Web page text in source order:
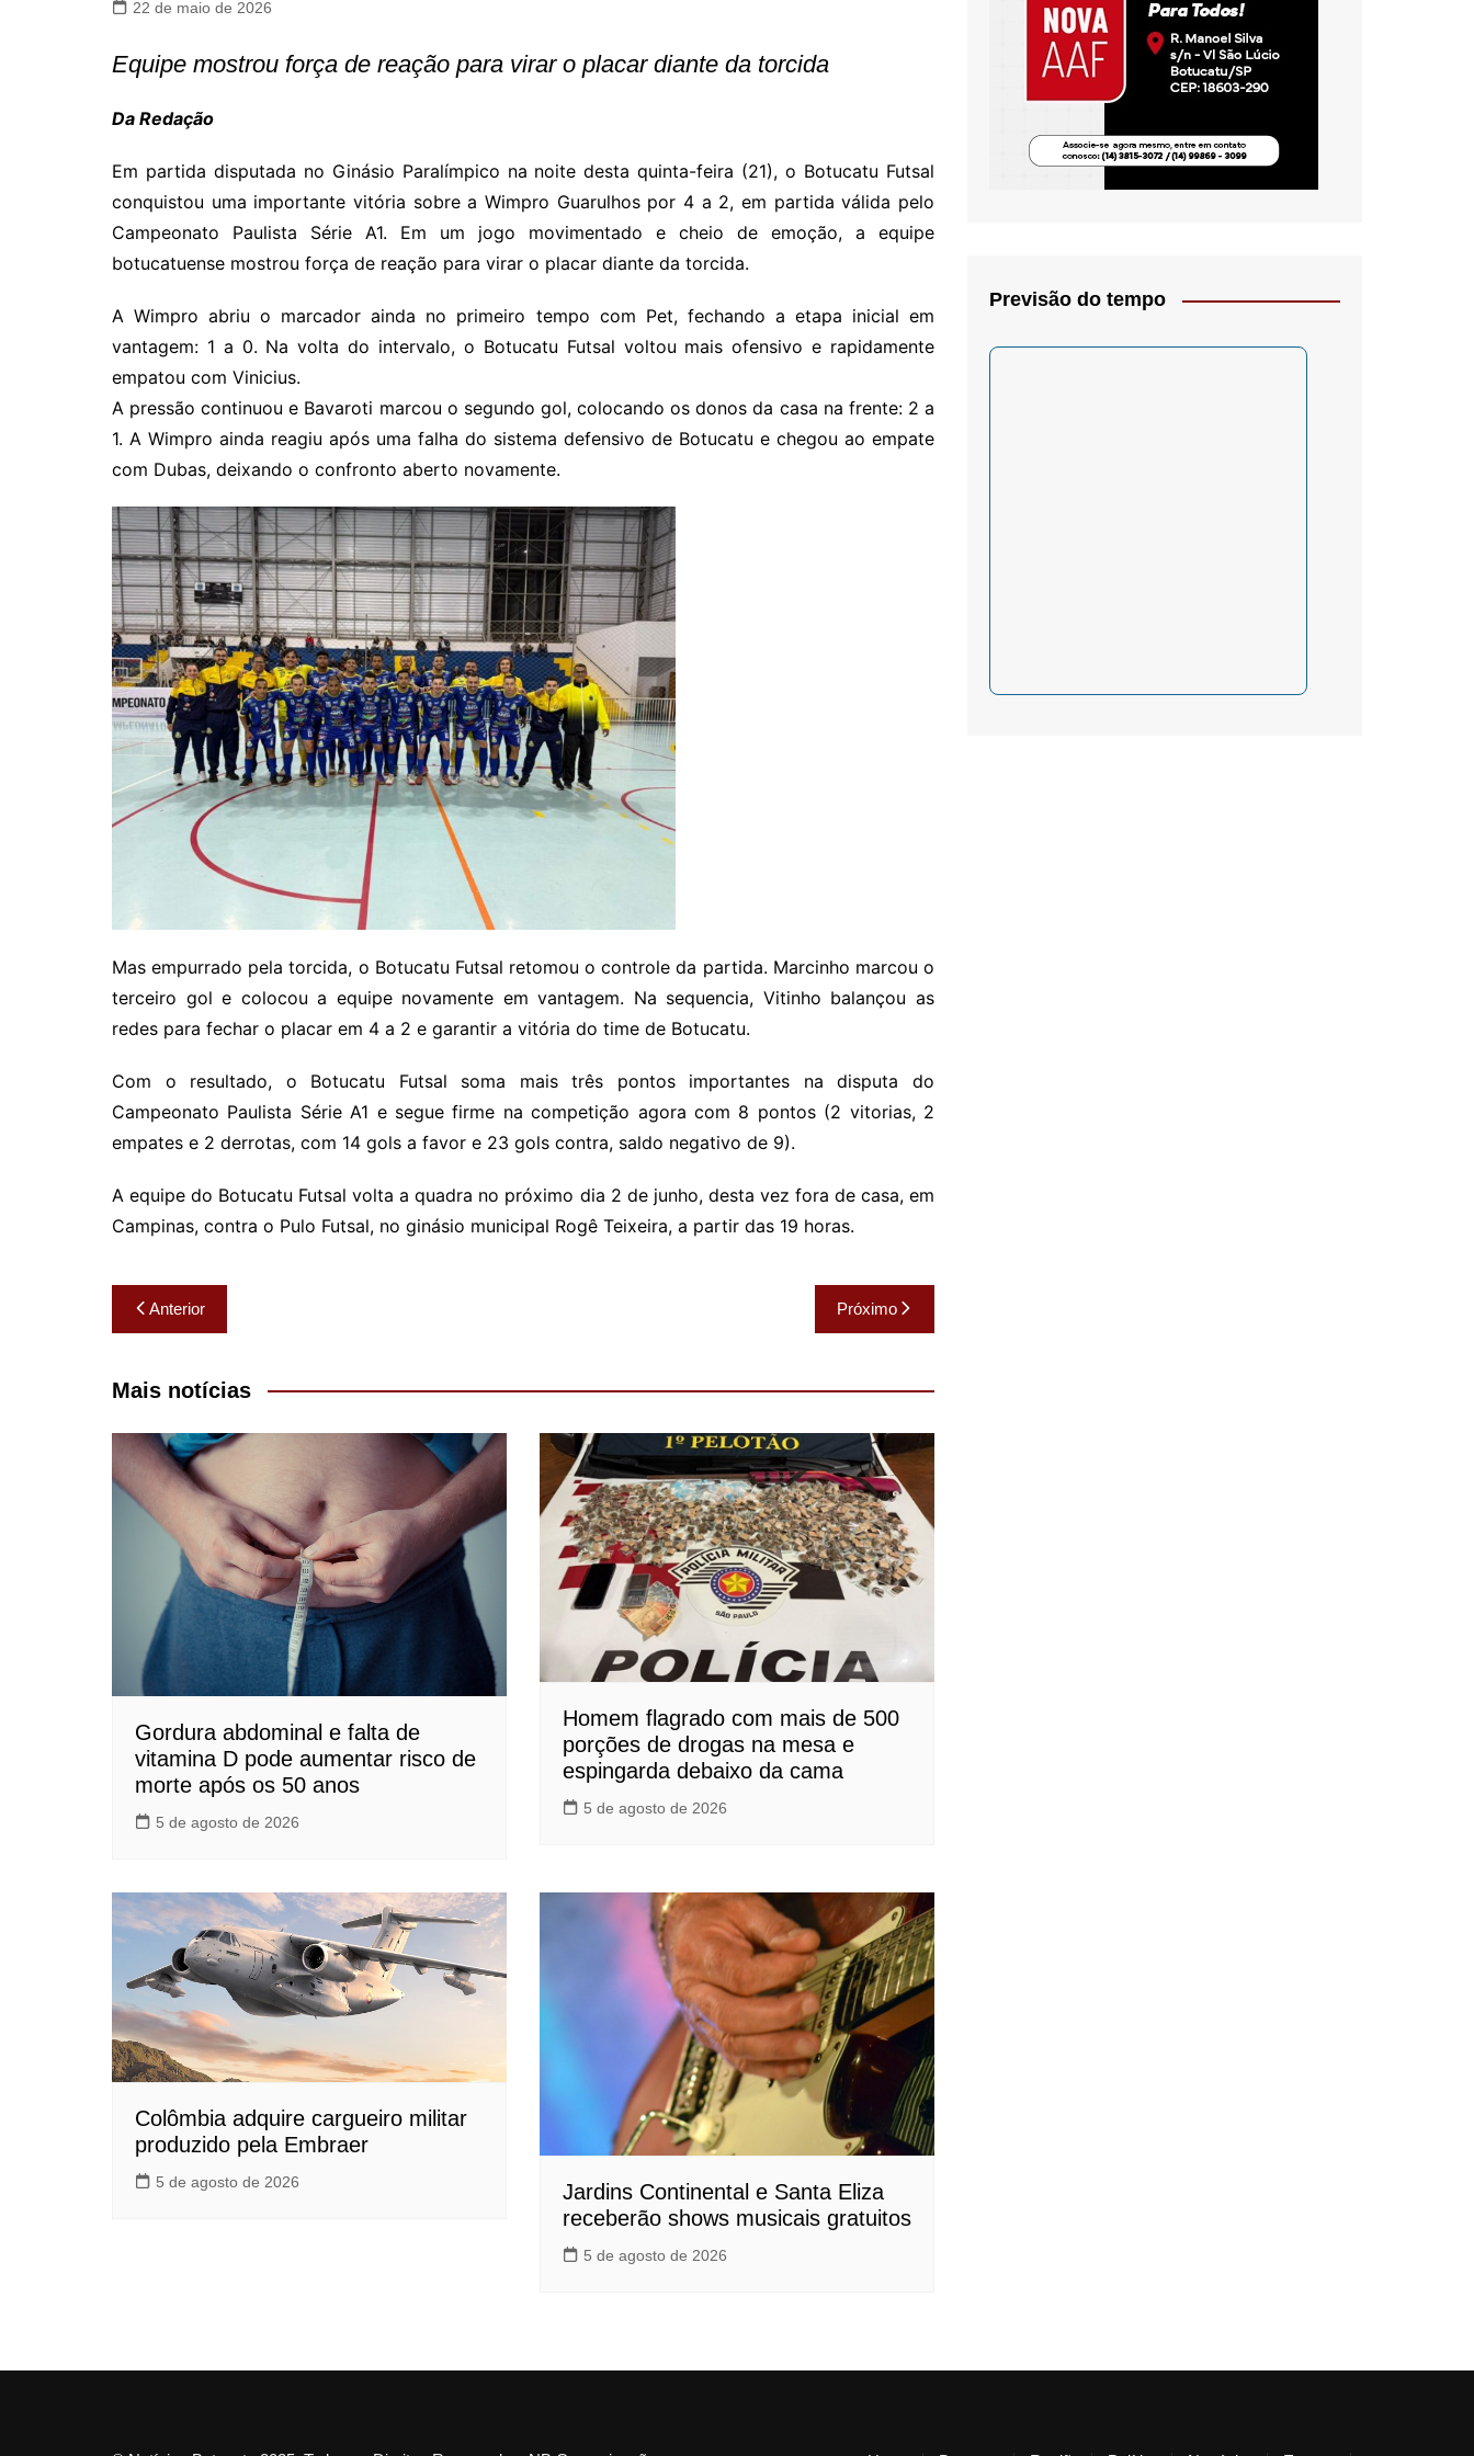
Oscar D’Ambrosio- Crítica
Érick Facioli
Carlos Ramos
Juliana Martini – Psicologia
Infantil
22 de maio de 2026
Equipe mostrou força de reação para virar o placar diante da torcida
Da Redação
Em partida disputada no Ginásio Paralímpico na noite desta quinta-feira (21), o Botucatu Futsal
conquistou uma importante vitória sobre a Wimpro Guarulhos por 4 a 2, em partida válida pelo
Campeonato Paulista Série A1. Em um jogo movimentado e cheio de emoção, a equipe
botucatuense mostrou força de reação para virar o placar diante da torcida.
A Wimpro abriu o marcador ainda no primeiro tempo com Pet, fechando a etapa inicial em
vantagem: 1 a 0. Na volta do intervalo, o Botucatu Futsal voltou mais ofensivo e rapidamente
empatou com Vinicius.
A pressão continuou e Bavaroti marcou o segundo gol, colocando os donos da casa na frente: 2 a
1. A Wimpro ainda reagiu após uma falha do sistema defensivo de Botucatu e chegou ao empate
com Dubas, deixando o confronto aberto novamente.
Mas empurrado pela torcida, o Botucatu Futsal retomou o controle da partida. Marcinho marcou o
terceiro gol e colocou a equipe novamente em vantagem. Na sequencia, Vitinho balançou as
redes para fechar o placar em 4 a 2 e garantir a vitória do time de Botucatu.
Com o resultado, o Botucatu Futsal soma mais três pontos importantes na disputa do
Campeonato Paulista Série A1 e segue firme na competição agora com 8 pontos (2 vitorias, 2
empates e 2 derrotas, com 14 gols a favor e 23 gols contra, saldo negativo de 9).
A equipe do Botucatu Futsal volta a quadra no próximo dia 2 de junho, desta vez fora de casa, em
Campinas, contra o Pulo Futsal, no ginásio municipal Rogê Teixeira, a partir das 19 horas.
Navegação
de
Post
Anterior Próximo
Mais notícias
Gordura abdominal e falta de
vitamina D pode aumentar risco de
morte após os 50 anos
5 de agosto de 2026
Homem flagrado com mais de 500
porções de drogas na mesa e
espingarda debaixo da cama
5 de agosto de 2026
Colômbia adquire cargueiro militar
produzido pela Embraer
5 de agosto de 2026
Jardins Continental e Santa Eliza
receberão shows musicais gratuitos
5 de agosto de 2026
Previsão do tempo